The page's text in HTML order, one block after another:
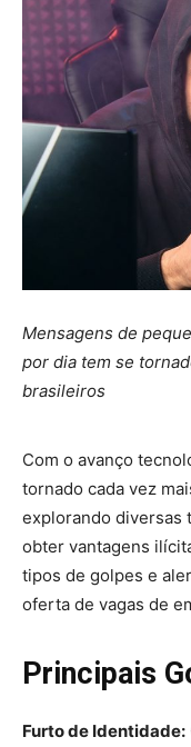
Mensagens de
por dia tem se
brasileiros
Com o avanço
tornado cada vez
explorando diversas
obter vantagens
tipos de golpes e
oferta de vagas de
Principais
Furto de Identidade: